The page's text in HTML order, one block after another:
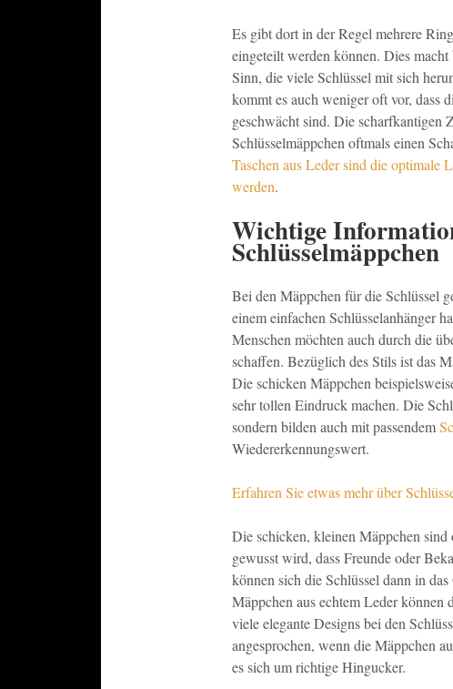
Es gibt dort in der Regel mehrere
eingeteilt werden können. Dies
Sinn, die viele Schlüssel mit sich
kommt es auch weniger oft vor, dass
geschwächt sind. Die scharfkantigen
Schlüsselmäppchen oftmals einen
Taschen aus Leder sind die optimale
werden.
Wichtige
Schlüsselmäppchen
Bei den Mäppchen für die Schlüssel
einem einfachen Schlüsselanhänger
Menschen möchten auch durch die
schaffen. Bezüglich des Stils ist das
Die schicken Mäppchen
sehr tollen Eindruck machen. Die
sondern bilden auch mit passendem
Wiedererkennungswert.
Erfahren Sie etwas mehr über
Die schicken, kleinen Mäppchen
gewusst wird, dass Freunde oder
können sich die Schlüssel dann in
Mäppchen aus echtem Leder können
viele elegante Designs bei den
angesprochen, wenn die Mäppchen
es sich um richtige Hingucker.